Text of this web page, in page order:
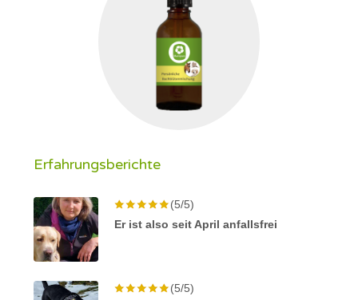
Erfahrungsberichte
(5/5)
Er ist also seit April anfallsfrei
(5/5)